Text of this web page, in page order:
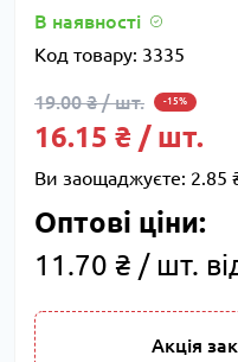
В наявності
Код товару: 3335
19.00 ₴ / шт. -15%
16.15 ₴ / шт.
Ви заощаджуєте: 2.85
Оптові ціни:
11.70 ₴ / шт.
Акція